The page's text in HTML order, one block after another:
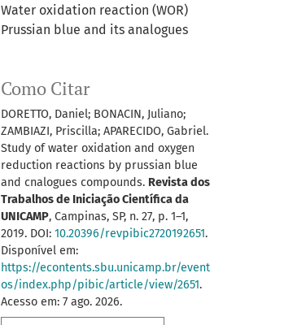
Water oxidation reaction (WOR)
Prussian blue and its analogues
Como Citar
DORETTO, Daniel; BONACIN, Juliano;
ZAMBIAZI, Priscilla; APARECIDO, Gabriel.
Study of water oxidation and oxygen
reduction reactions by prussian blue
and cnalogues compounds. Revista dos
Trabalhos de Iniciação Científica da
UNICAMP, Campinas, SP, n. 27, p. 1–1,
2019. DOI: 10.20396/revpibic2720192651.
Disponível em:
https://econtents.sbu.unicamp.br/event
os/index.php/pibic/article/view/2651.
Acesso em: 7 ago. 2026.